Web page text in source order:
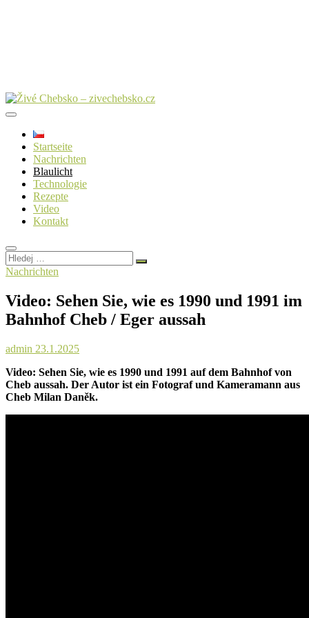
Startseite
Nachrichten
Blaulicht
Technologie
Rezepte
Video
Kontakt
Hledej
…
Nachrichten
Video: Sehen Sie, wie es 1990 und 1991 im
Bahnhof Cheb / Eger aussah
admin 23.1.2025
Video: Sehen Sie, wie es 1990 und 1991 auf dem Bahnhof von
Cheb aussah. Der Autor ist ein Fotograf und Kameramann aus
Cheb Milan Daněk.